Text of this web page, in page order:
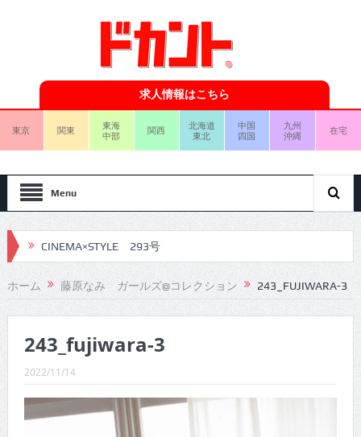
求人情報はこちら
東京 関東
東海
中部
関西
北海道
東北
中国
四国
九州
沖縄
在宅
Menu
CINEMA×STYLE 293号
CINEMA×STYLE 292号
CINEMA×STYLE 291号
CINEMA×STYLE 290号
CINEMA×STYLE 289号
CINEMA×STYLE 288号
CINEMA×STYLE 287号
ホーム 藤原なみ ガールズ@コレクション 243_FUJIWARA-3
243_fujiwara-3
2022/11/14